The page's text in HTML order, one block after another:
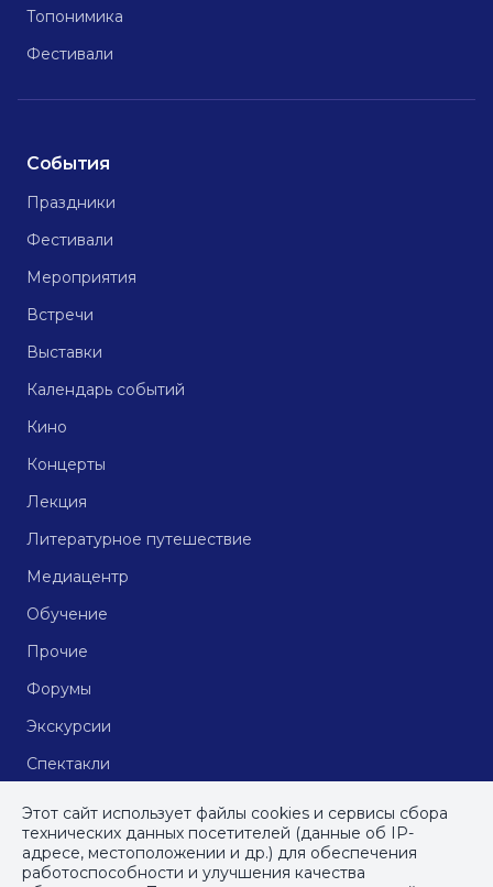
Топонимика
Фестивали
События
Праздники
Фестивали
Мероприятия
Встречи
Выставки
Календарь событий
Кино
Концерты
Лекция
Литературное путешествие
Медиацентр
Обучение
Прочие
Форумы
Экскурсии
Спектакли
Этот сайт использует файлы cookies и сервисы сбора
технических данных посетителей (данные об IP-
адресе, местоположении и др.) для обеспечения
работоспособности и улучшения качества